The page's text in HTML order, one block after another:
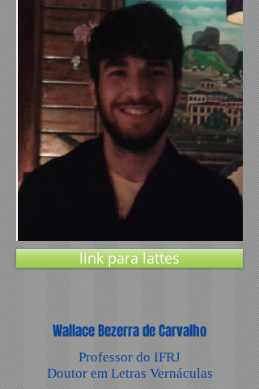
link para lattes
Wallace Bezerra de Carvalho
Professor do IFRJ
Doutor em Letras Vernáculas